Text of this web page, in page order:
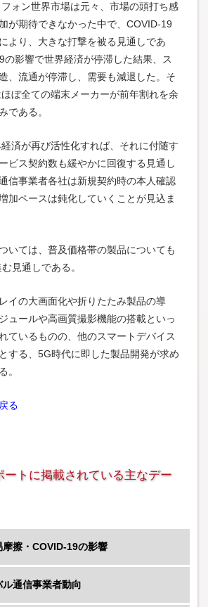
ォン世界市場は元々、市場の頭打ち感
が期待できなかった中で、COVID-19
より、大きな打撃を被る見通しであ
の影響で世界経済が停滞した結果、ス
、流通が停滞し、需要も減退した。そ
ぼ全ての端末メーカーが前年割れを余
である。
済が再び活性化すれば、それに付随す
ビス契約数も緩やかに回復する見通し
信事業者各社は新規契約時の本人確認
加ペースは鈍化していくことが見込ま
いては、普及価格帯の製品についても
見通しである。
イの大画面化や折りたたみ製品の導
ュールや高画質撮影機能の搭載といっ
ているものの、他のスマートデバイス
する、5G時代に即した製品開発が求め
。
る
ートに掲載されている主なデー
擦・COVID-19の影響
通信事業者動向